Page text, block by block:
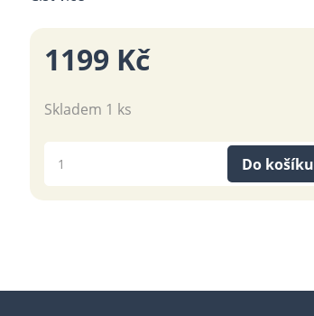
1199 Kč
Skladem 1 ks
Do košíku